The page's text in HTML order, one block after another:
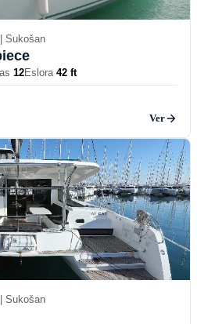
Sukošan
12Eslora 42 ft
Ver
Sukošan